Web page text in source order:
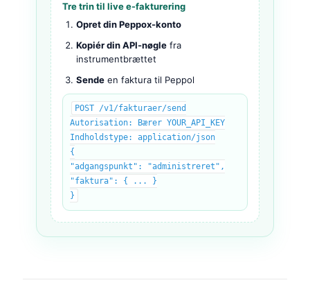
Tre trin til live e-fakturering
Opret din Peppox-konto
Kopiér din API-nøgle fra
instrumentbrættet
Sende en faktura til Peppol
POST /v1/fakturaer/send
Autorisation: Bærer YOUR_API_KEY
Indholdstype: application/json
{
"adgangspunkt": "administreret",
"faktura": { ... }
}